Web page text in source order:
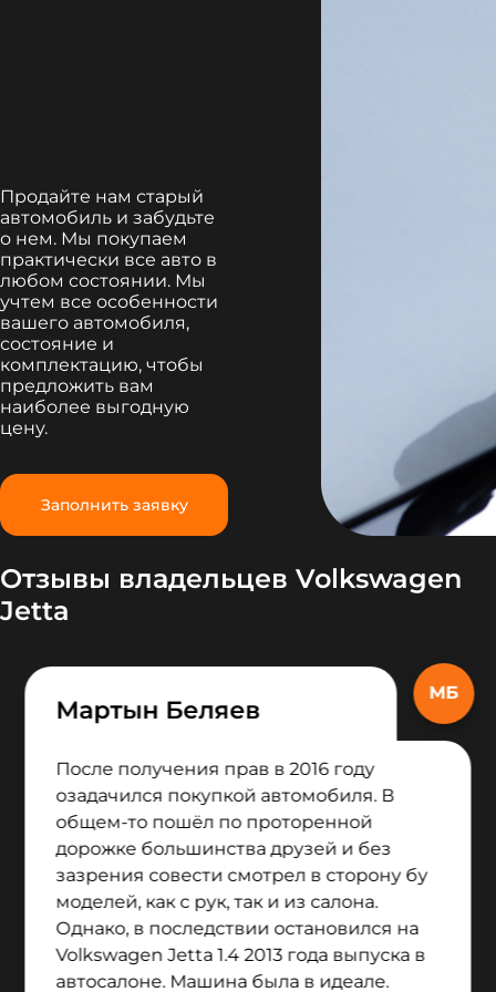
Продайте нам старый
автомобиль и забудьте
о нем. Мы покупаем
практически все авто в
любом состоянии. Мы
учтем все особенности
вашего автомобиля,
состояние и
комплектацию, чтобы
предложить вам
наиболее выгодную
цену.
Заполнить заявку
Отзывы владельцев Volkswagen
Jetta
Мартын Беляев
После получения прав в 2016 году
озадачился покупкой автомобиля. В
общем-то пошёл по проторенной
дорожке большинства друзей и без
зазрения совести смотрел в сторону бу
моделей, как с рук, так и из салона.
Однако, в последствии остановился на
Volkswagen Jetta 1.4 2013 года выпуска в
автосалоне. Машина была в идеале.